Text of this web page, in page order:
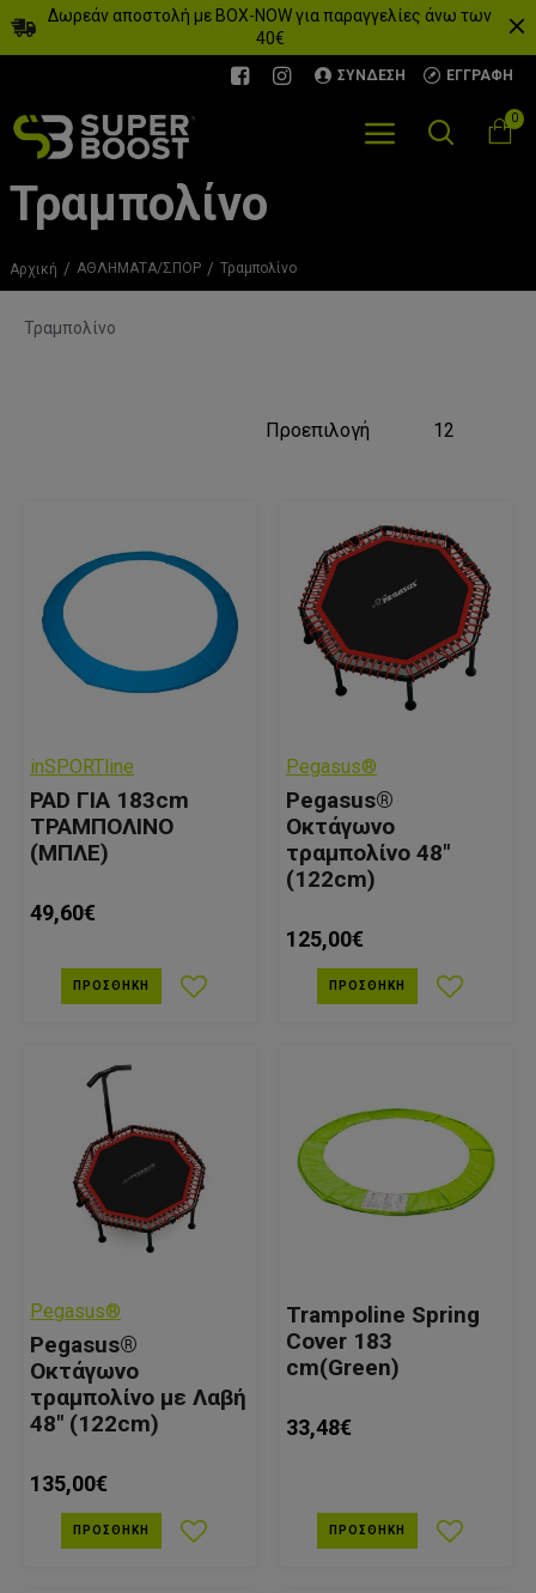
Δωρεάν αποστολή με BOX-NOW για παραγγελίες άνω των
40€
ΣΎΝΔΕΣΗ ΕΓΓΡΑΦΉ
0
Τραμπολίνο
Αρχική ΑΘΛΗΜΑΤΑ/ΣΠΟΡ Τραμπολίνο
Τραμπολίνο
inSPORTline
PAD ΓΙΑ 183cm
ΤΡΑΜΠΟΛΙΝΟ
(ΜΠΛΕ)
49,60€
ΠΡΟΣΘΉΚΗ
Pegasus®
Pegasus®
Οκτάγωνο
τραμπολίνο 48"
(122cm)
125,00€
ΠΡΟΣΘΉΚΗ
Pegasus®
Pegasus®
Οκτάγωνο
τραμπολίνο με Λαβή
48" (122cm)
135,00€
ΠΡΟΣΘΉΚΗ
Trampoline Spring
Cover 183
cm(Green)
33,48€
ΠΡΟΣΘΉΚΗ